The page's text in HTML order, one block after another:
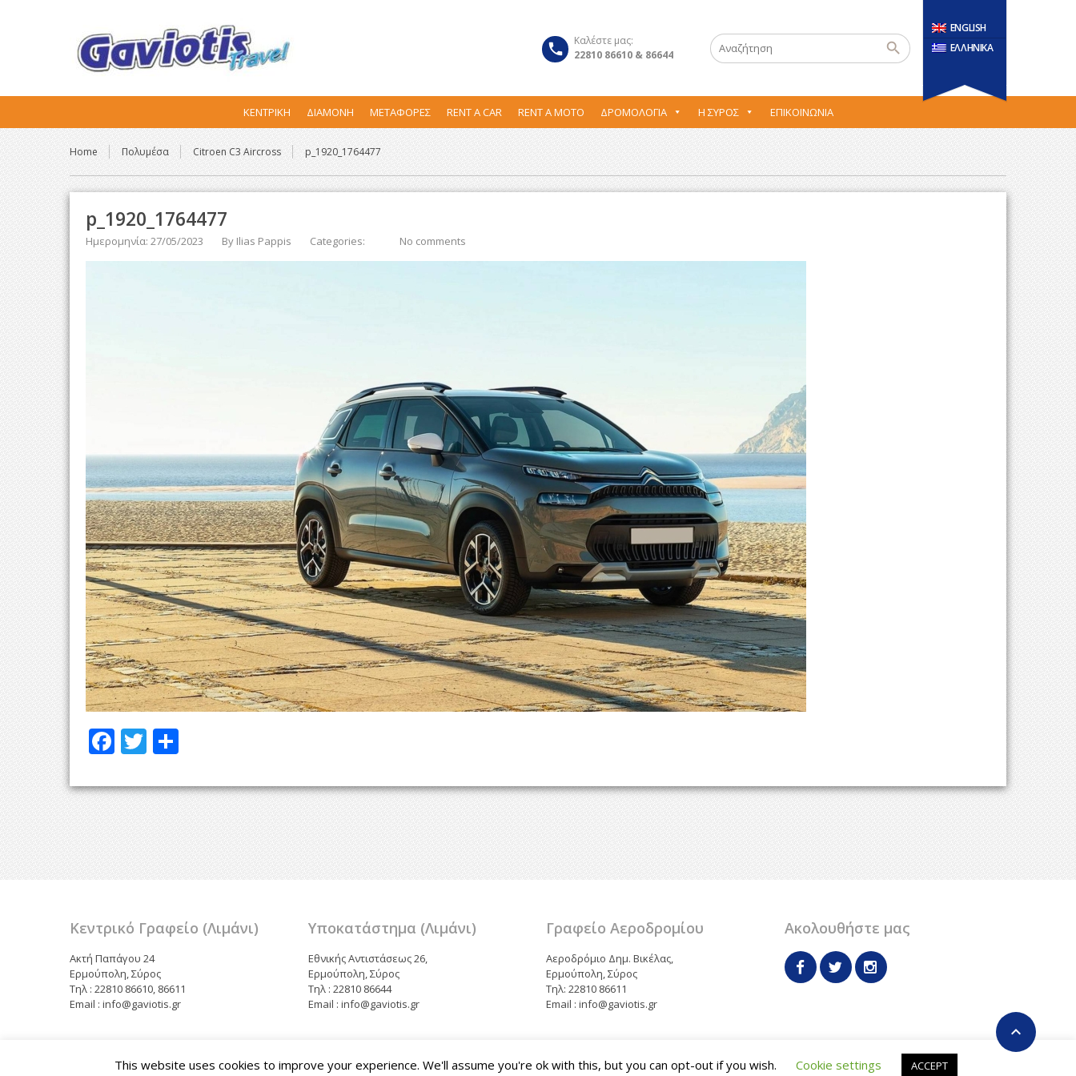
ENGLISH
ΕΛΛΗΝΙΚΑ
Καλέστε μας:
22810 86610 & 86644
ΚΕΝΤΡΙΚΉ ΔΙΑΜΟΝΉ ΜΕΤΑΦΟΡΕΣ RENT A CAR RENT A MOTO ΔΡΟΜΟΛΌΓΙΑ Η ΣΎΡΟΣ ΕΠΙΚΟΙΝΩΝΊΑ
Home Πολυμέσα Citroen C3 Aircross p_1920_1764477
p_1920_1764477
Ημερομηνία: 27/05/2023 By Ilias Pappis Categories: No comments
F
e
T
ittρ
ε

Κεντρικό Γραφείο (Λιμάνι)
Ακτή Παπάγου 24
Ερμούπολη, Σύρος
Τηλ : 22810 86610, 86611
Email : info@gaviotis.gr
Υποκατάστημα (Λιμάνι)
Εθνικής Αντιστάσεως 26,
Ερμούπολη, Σύρος
Τηλ : 22810 86644
Email : info@gaviotis.gr
Γραφείο Αεροδρομίου
Αεροδρόμιο Δημ. Βικέλας,
Ερμούπολη, Σύρος
Τηλ: 22810 86611
Email : info@gaviotis.gr
Ακολουθήστε μας
© 2015-2022. Με την επιφύλαξη παντός δικαιώματος. Όροι και Προϋποθέσεις
This website uses cookies to improve your experience. We'll assume you're ok with this, but you can opt-out if you wish. Cookie settings ACCEPT